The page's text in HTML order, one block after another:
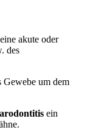
akute oder
des
Gewebe um dem
ein